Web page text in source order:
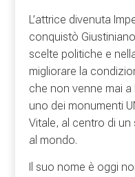
L’attrice divenuta
conquistò
scelte politiche e
migliorare la
che non venne mai
uno dei monumenti
Vitale, al centro di
al mondo.
Il suo nome è oggi